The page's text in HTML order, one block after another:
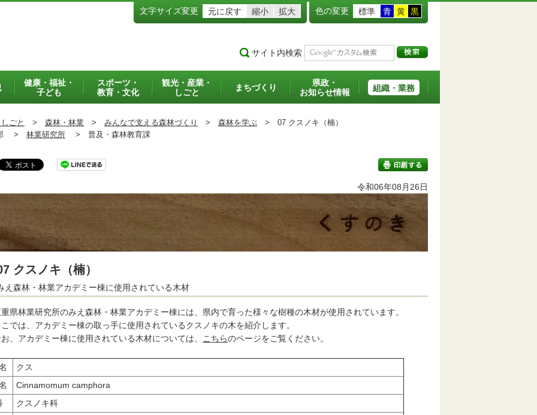
文字サイズ変更 元に戻す 縮小 拡大 色の変更 標準 青 黄 黒
サイト内検索
健康・福祉・
子ども
スポーツ・
教育・文化
観光・産業・
しごと
まちづくり
県政・
お知らせ情報
組織・業務
ごと > 森林・林業 > みんなで支える森林づくり > 森林を学ぶ > 07 クスノキ（楠）
>
林業研究所 > 普及・森林教育課
印刷する
令和06年08月26日
クスノキ（楠）
え森林・林業アカデミー棟に使用されている木材
林業研究所のみえ森林・林業アカデミー棟には、県内で育った様々な樹種の木材が使用されています。
は、アカデミー棟の取っ手に使用されているクスノキの木を紹介します。
アカデミー棟に使用されている木材については、 こちらのページをご覧ください。
クス
Cinnamomum camphora
クスノキ科